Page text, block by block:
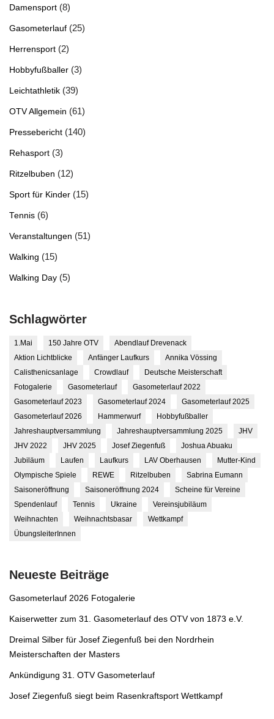
Damensport (8)
Gasometerlauf (25)
Herrensport (2)
Hobbyfußballer (3)
Leichtathletik (39)
OTV Allgemein (61)
Pressebericht (140)
Rehasport (3)
Ritzelbuben (12)
Sport für Kinder (15)
Tennis (6)
Veranstaltungen (51)
Walking (15)
Walking Day (5)
Schlagwörter
1.Mai 150 Jahre OTV
Abendlauf Drevenack
Aktion Lichtblicke
Anfänger Laufkurs
Annika Vössing
Calisthenicsanlage
Crowdlauf
Deutsche Meisterschaft
Fotogalerie
Gasometerlauf
Gasometerlauf 2022
Gasometerlauf 2023
Gasometerlauf 2024
Gasometerlauf 2025
Gasometerlauf 2026
Hammerwurf
Hobbyfußballer
Jahreshauptversammlung
Jahreshauptversammlung 2025
JHV
JHV 2022
JHV 2025 Josef Ziegenfuß
Joshua Abuaku
Jubiläum
Laufen Laufkurs LAV Oberhausen
Mutter-Kind
Olympische Spiele
REWE Ritzelbuben
Sabrina Eumann
Saisoneröffnung
Saisoneröffnung 2024
Scheine für Vereine
Spendenlauf
Tennis Ukraine
Vereinsjubiläum
Weihnachten
Weihnachtsbasar
Wettkampf
ÜbungsleiterInnen
Neueste Beiträge
Gasometerlauf 2026 Fotogalerie
Kaiserwetter zum 31. Gasometerlauf des OTV von 1873 e.V.
Dreimal Silber für Josef Ziegenfuß bei den Nordrhein
Meisterschaften der Masters
Ankündigung 31. OTV Gasometerlauf
Josef Ziegenfuß siegt beim Rasenkraftsport Wettkampf